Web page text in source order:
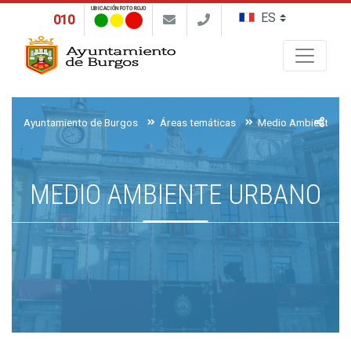
010
UBICACIÓN FOTO ROJO
Ayuntamiento de Burgos Áreas temáticas Medio Ambiente,
MEDIO AMBIENTE URBANO